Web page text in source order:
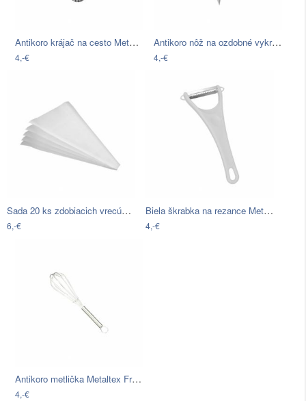
Antikoro krájač na cesto Metaltex…
4,-€
Antikoro nôž na ozdobné vykrajovanie…
4,-€
Sada 20 ks zdobiacich vrecúšok Metaltex…
6,-€
Biela škrabka na rezance Metaltex…
4,-€
Antikoro metlička Metaltex French,…
4,-€